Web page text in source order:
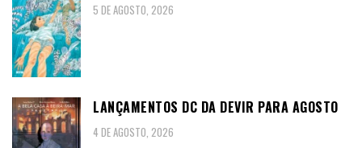
5 DE AGOSTO, 2026
LANÇAMENTOS DC DA DEVIR PARA AGOSTO
4 DE AGOSTO, 2026